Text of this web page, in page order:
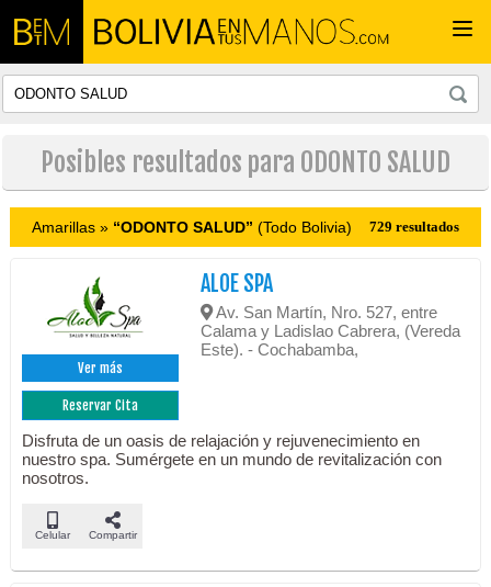
Posibles resultados para ODONTO SALUD
Amarillas » “ODONTO SALUD” (Todo Bolivia) 729 resultados
Ver más
Reservar Cita
ALOE SPA
Av. San Martín, Nro. 527, entre
Calama y Ladislao Cabrera, (Vereda
Este). - Cochabamba,
Disfruta de un oasis de relajación y rejuvenecimiento en
nuestro spa. Sumérgete en un mundo de revitalización con
nosotros.
Celular Compartir